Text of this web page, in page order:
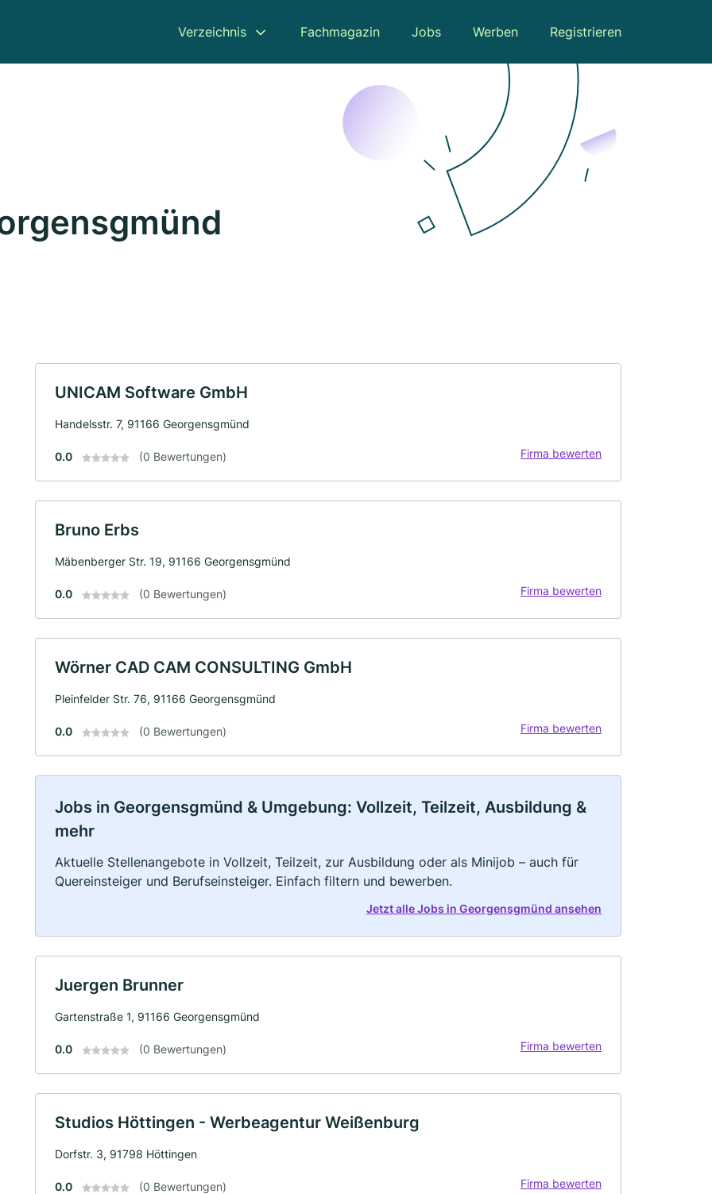
Verzeichnis Fachmagazin Jobs Werben Registrieren
UNICAM Software GmbH
Handelsstr. 7, 91166 Georgensgmünd
0.0 (0 Bewertungen) Firma bewerten
Bruno Erbs
Mäbenberger Str. 19, 91166 Georgensgmünd
0.0 (0 Bewertungen) Firma bewerten
Wörner CAD CAM CONSULTING GmbH
Pleinfelder Str. 76, 91166 Georgensgmünd
0.0 (0 Bewertungen) Firma bewerten
Jobs in Georgensgmünd & Umgebung: Vollzeit, Teilzeit, Ausbildung &
mehr
Aktuelle Stellenangebote in Vollzeit, Teilzeit, zur Ausbildung oder als Minijob – auch für
Quereinsteiger und Berufseinsteiger. Einfach filtern und bewerben.
Jetzt alle Jobs in Georgensgmünd ansehen
Juergen Brunner
Gartenstraße 1, 91166 Georgensgmünd
0.0 (0 Bewertungen) Firma bewerten
Studios Höttingen - Werbeagentur Weißenburg
Dorfstr. 3, 91798 Höttingen
0.0 (0 Bewertungen) Firma bewerten